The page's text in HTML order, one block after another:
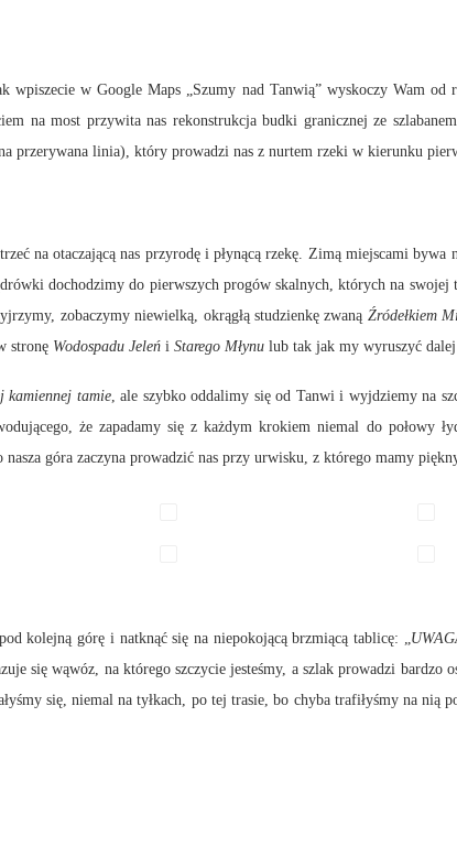
w Google Maps „Szumy nad Tanwią” wyskoczy Wam
na most przywita nas rekonstrukcja budki granicznej ze
przerywana linia), który prowadzi nas z nurtem rzeki w kierunku
na otaczającą nas przyrodę i płynącą rzekę. Zimą miejscami
dochodzimy do pierwszych progów skalnych, których na swojej
zobaczymy niewielką, okrągłą studzienkę zwaną Źródełkiem
stronę Wodospadu Jeleń i Starego Młynu lub tak jak my wyruszyć
kamiennej tamie, ale szybko oddalimy się od Tanwi i wyjdziemy na
że zapadamy się z każdym krokiem niemal do połowy
góra zaczyna prowadzić nas przy urwisku, z którego mamy
kolejną górę i natknąć się na niepokojącą brzmiącą tablicę: „
się wąwóz, na którego szczycie jesteśmy, a szlak prowadzi bardzo
się, niemal na tyłkach, po tej trasie, bo chyba trafiłyśmy na nią